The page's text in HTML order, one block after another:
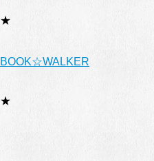
★
BOOK☆WALKER
★